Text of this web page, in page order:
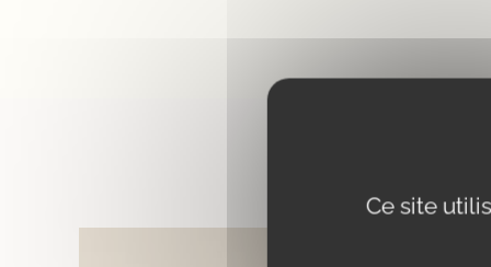
Ce site